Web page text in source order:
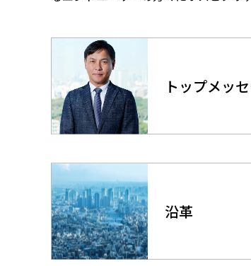
トップメッ
沿革